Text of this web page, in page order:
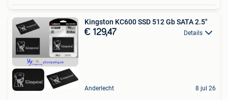
Kingston KC600 SSD 512 Gb SATA 2.5"
€ 129,47 Details
Anderlecht 8 jul 26